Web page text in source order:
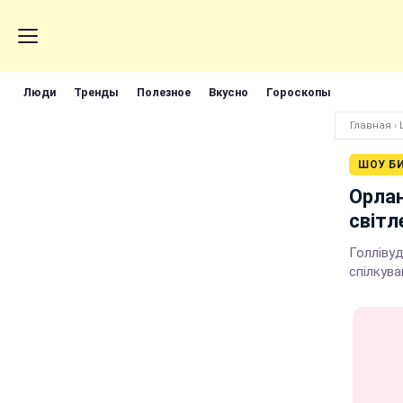
Люди Тренды Полезное Вкусно Гороскопы
Главная ›
ШОУ